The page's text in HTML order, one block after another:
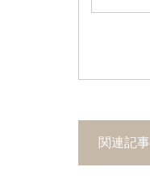
関連記事